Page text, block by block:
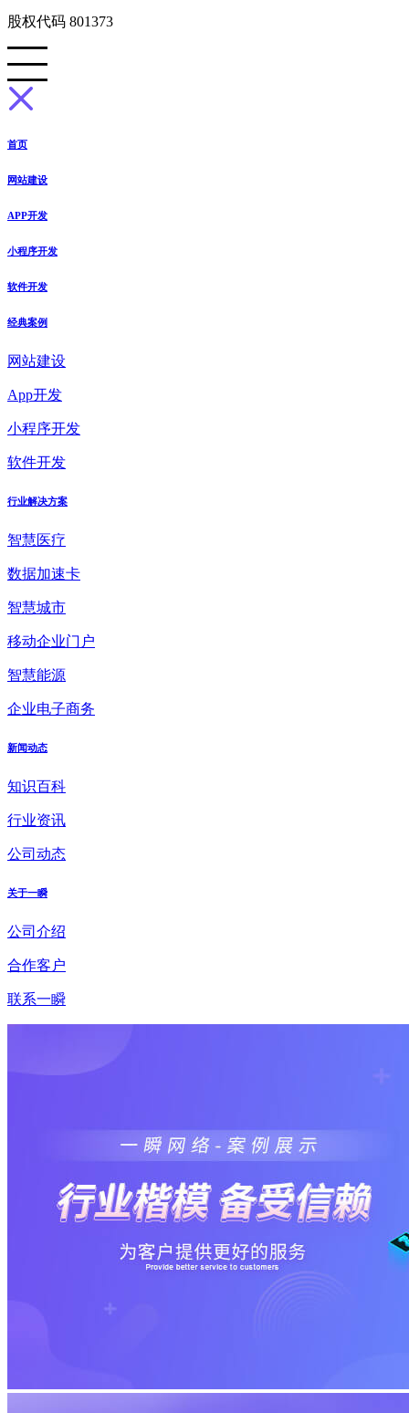
股权代码 801373
首页
网站建设
APP开发
小程序开发
软件开发
经典案例
网站建设
App开发
小程序开发
软件开发
行业解决方案
智慧医疗
数据加速卡
智慧城市
移动企业门户
智慧能源
企业电子商务
新闻动态
知识百科
行业资讯
公司动态
关于一瞬
公司介绍
合作客户
联系一瞬